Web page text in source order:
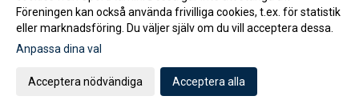
Gå till Webbversion
Föreningen kan också använda frivilliga cookies, t.ex. för statistik
eller marknadsföring. Du väljer själv om du vill acceptera dessa.
Anpassa dina val
Acceptera nödvändiga Acceptera alla